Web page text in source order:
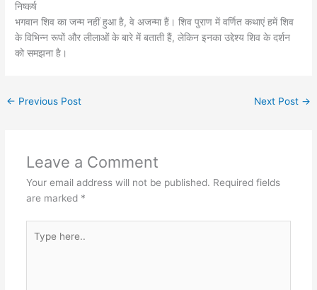
निष्कर्ष
भगवान शिव का जन्म नहीं हुआ है, वे अजन्मा हैं। शिव पुराण में वर्णित कथाएं हमें शिव
के विभिन्न रूपों और लीलाओं के बारे में बताती हैं, लेकिन इनका उद्देश्य शिव के दर्शन
को समझना है।
← Previous Post Next Post →
Leave a Comment
Your email address will not be published. Required fields
are marked *
here..